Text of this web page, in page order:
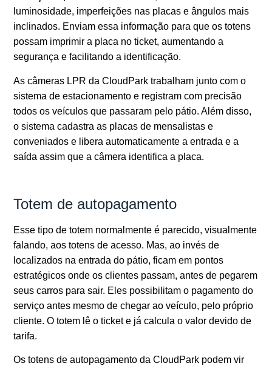
luminosidade, imperfeições nas placas e ângulos mais
inclinados. Enviam essa informação para que os totens
possam imprimir a placa no ticket, aumentando a
segurança e facilitando a identificação.
As câmeras LPR da CloudPark trabalham junto com o
sistema de estacionamento e registram com precisão
todos os veículos que passaram pelo pátio. Além disso,
o sistema cadastra as placas de mensalistas e
conveniados e libera automaticamente a entrada e a
saída assim que a câmera identifica a placa.
Totem de autopagamento
Esse tipo de totem normalmente é parecido, visualmente
falando, aos totens de acesso. Mas, ao invés de
localizados na entrada do pátio, ficam em pontos
estratégicos onde os clientes passam, antes de pegarem
seus carros para sair. Eles possibilitam o pagamento do
serviço antes mesmo de chegar ao veículo, pelo próprio
cliente. O totem lê o ticket e já calcula o valor devido de
tarifa.
Os totens de autopagamento da CloudPark podem vir